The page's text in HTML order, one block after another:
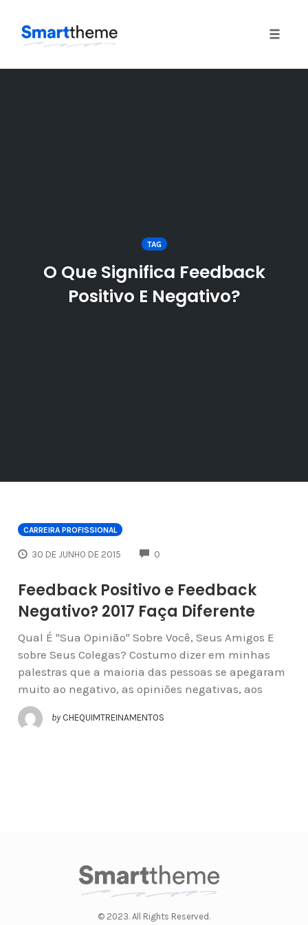
TAG
O Que Significa Feedback
Positivo E Negativo?
CARREIRA PROFISSIONAL
30 DE JUNHO DE 2015 0
Feedback Positivo e Feedback
Negativo? 2017 Faça Diferente
Qual É "Sua Opinião" Sobre Você, Seus Amigos E
sobre Seus Colegas? Costumo dizer em minhas
palestras que a maioria das pessoas se apegaram
muito ao negativo, as opiniões negativas, aos
by CHEQUIMTREINAMENTOS
© 2023. All Rights Reserved.